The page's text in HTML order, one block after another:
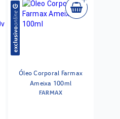
Óleo Corporal Farmax
Ameixa 100ml
FARMAX